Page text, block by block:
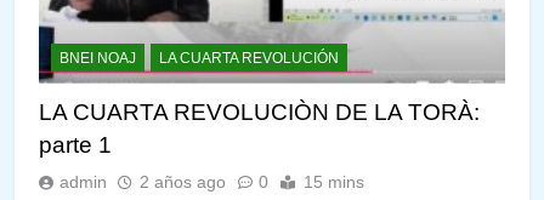
BNEI NOAJ LA CUARTA REVOLUCIÓN
LA CUARTA REVOLUCIÒN DE LA TORÀ:
parte 1
admin 2 años ago 0 15 mins